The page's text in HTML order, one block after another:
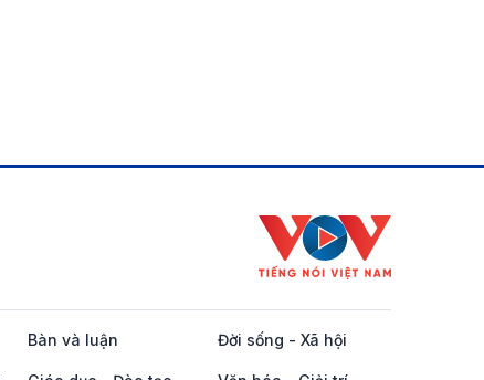
Bàn và luận Đời sống - Xã hội